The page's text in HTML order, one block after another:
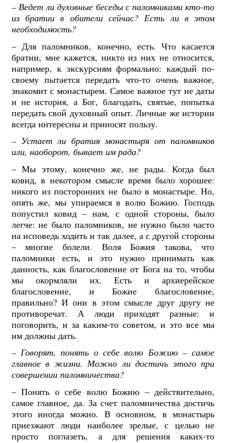
– Ведет ли духовные беседы с паломниками кто-то
из братии в обители сейчас? Есть ли в этом
необходимость?
– Для паломников, конечно, есть. Что касается
братии, мне кажется, никто из них не относится,
например, к экскурсиям формально: каждый по-
своему пытается передать что-то очень важное,
знакомит с монастырем. Самое важное тут не даты
и не история, а Бог, благодать, святые, попытка
передать свой духовный опыт. Личные же истории
всегда интересны и приносят пользу.
– Устает ли братия монастыря от паломников
или, наоборот, бывает им рада?
– Мы этому, конечно же, не рады. Когда был
ковид, в некотором смысле время было хорошее:
никого из посторонних не было в монастыре. Но,
опять же, мы упираемся в волю Божию. Господь
попустил ковид – нам, с одной стороны, было
легче: не было паломников, не нужно было часто
на исповедь ходить и так далее, а с другой стороны
– многие болели. Воля Божия такова, что
паломники есть, и это нужно принимать как
данность, как благословение от Бога на то, чтобы
мы окормляли их. Есть и архиерейское
благословение, и Божие благословение,
правильно? И они в этом смысле друг другу не
противоречат. А люди приходят разные: и
поговорить, и за каким-то советом, и это все мы
им должны дать.
– Говорят, понять о себе волю Божию–самое
главное в жизни. Можно ли достичь этого при
совершении паломничества?
– Понять о себе волю Божию – действительно,
самое главное, да. За счет паломничества достичь
этого иногда можно. В основном, в монастырь
приезжают люди наиболее зрелые, с целью не
просто поглазеть, а для решения каких-то